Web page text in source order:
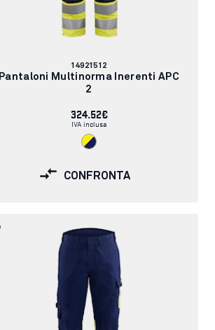
Codice
articolo:
14921512
Pantaloni Multinorma Inerenti APC
2
324.52€
IVA inclusa
CONFRONTA